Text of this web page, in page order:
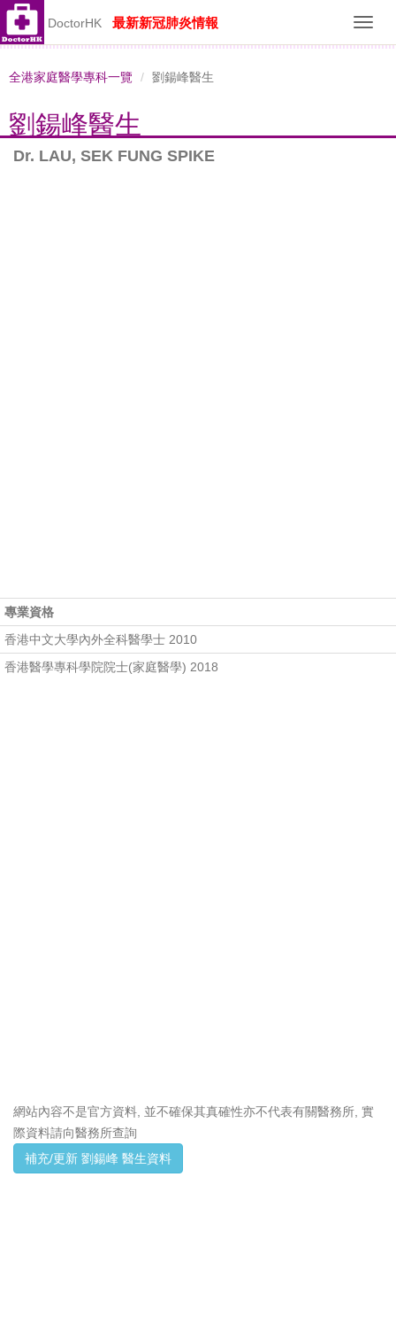
DoctorHK 最新新冠肺炎情報
全港家庭醫學專科一覽 劉鍚峰醫生
劉鍚峰醫生
Dr. LAU, SEK FUNG SPIKE
專業資格
香港中文大學內外全科醫學士 2010
香港醫學專科學院院士(家庭醫學) 2018
網站內容不是官方資料, 並不確保其真確性亦不代表有關醫務所, 實
際資料請向醫務所查詢
補充/更新 劉鍚峰 醫生資料